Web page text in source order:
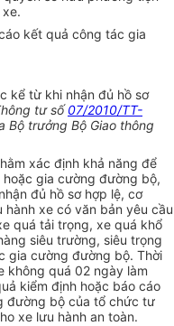
kết quả công tác gia
kể từ khi nhận đủ hồ sơ
tư số07/2010/TT-
Bộ trưởng Bộ Giao thông
xác định khả năng để
gia cường đường bộ,
đủ hồ sơ hợp lệ, cơ
xe có văn bản yêu cầu
quá tải trọng, xe quá khổ
siêu trường, siêu trọng
gia cường đường bộ. Thời
không quá 02 ngày làm
kiểm định hoặc báo cáo
đường bộ của tổ chức tư
xe lưu hành an toàn.